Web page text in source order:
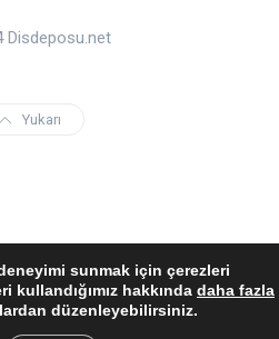
Disdeposu.net
Yukarı
sunmak için çerezleri
kullandığımız hakkında daha fazla
düzenleyebilirsiniz.